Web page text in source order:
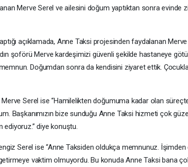
Merve Serel ve ailesini doğum yaptıktan sonra evinde
açıklamada, Anne Taksi projesinden faydalanan
şoförü Merve kardeşimizi güvenli şekilde hastaneye
Doğumdan sonra da kendisini ziyaret ettik.
Serel ise “Hamilelikten doğumuma kadar olan
Başkanımızın bize sunduğu Anne Taksi hizmeti çok
ediyoruz.” diye konuştu.
Serel ise “Anne Taksiden oldukça memnunuz.
vaktim olmuyordu. Bu konuda Anne Taksi bana